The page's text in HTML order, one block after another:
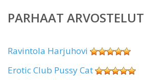
PARHAAT ARVOSTELUT
Ravintola Harjuhovi
Erotic Club Pussy Cat